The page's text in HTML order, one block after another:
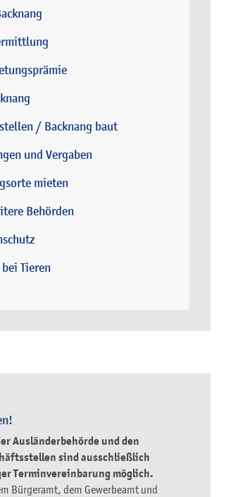
/ Backnang baut
und Vergaben
mieten
Behörden
Tieren
Ausländerbehörde und den
sind ausschließlich
Terminvereinbarung möglich.
Bürgeramt, dem Gewerbeamt und